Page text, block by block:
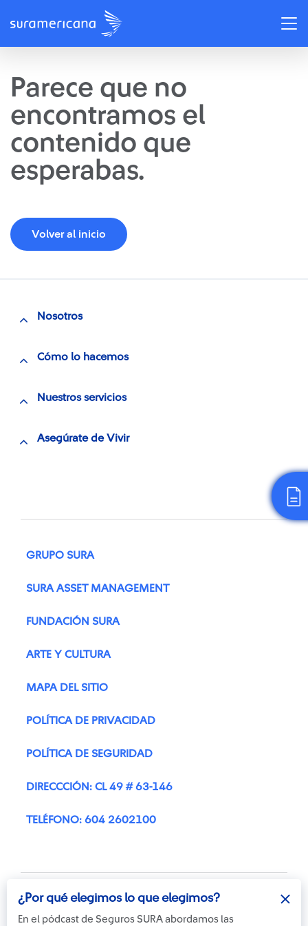
¿Por qué elegimos lo que elegimos?
En el pódcast de Seguros SURA abordamos las
Parece que no
encontramos el
contenido que
esperabas.
Volver al inicio
Nosotros
Cómo lo hacemos
Nuestros servicios
Asegúrate de Vivir
GRUPO SURA
SURA ASSET MANAGEMENT
FUNDACIÓN SURA
ARTE Y CULTURA
MAPA DEL SITIO
POLÍTICA DE PRIVACIDAD
POLÍTICA DE SEGURIDAD
DIRECCCIÓN: CL 49 # 63-146
TELÉFONO: 604 2602100